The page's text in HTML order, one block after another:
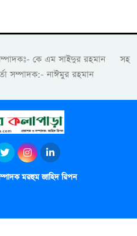
কে এম সাইদুর রহমান সহ
সম্পাদক:- নাঈমুর রহমান
মরহুম জাহিদ রিপন